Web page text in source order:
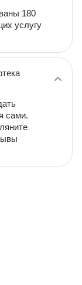
180
услугу
сами.